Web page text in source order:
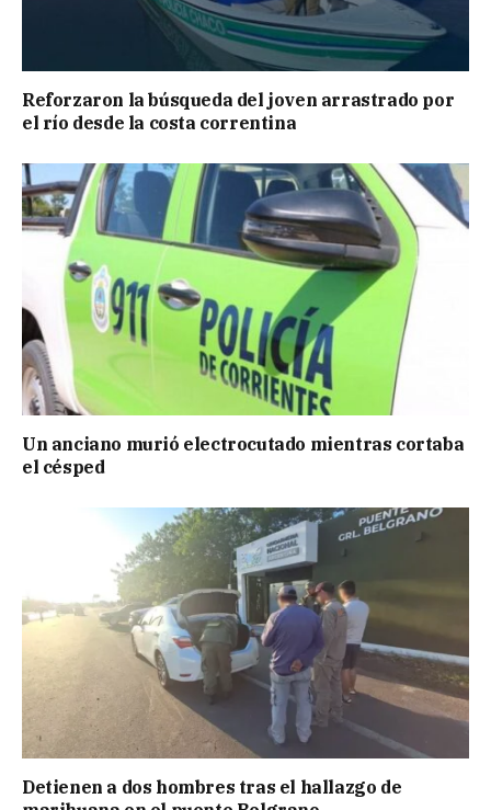
Reforzaron la búsqueda del joven arrastrado por
el río desde la costa correntina
Un anciano murió electrocutado mientras cortaba
el césped
Detienen a dos hombres tras el hallazgo de